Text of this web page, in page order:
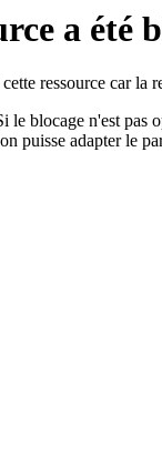
a été
ressource car la
le blocage n'est
puisse adapter le